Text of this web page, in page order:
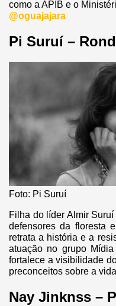
como a APIB e o
@oguajajara
Pi Suruí –
Foto: Pi Suruí
Filha do líder Almir
defensores da floresta
retrata a história e a
atuação no grupo
fortalece a visibilidade
preconceitos sobre a
Nay Jinknss –